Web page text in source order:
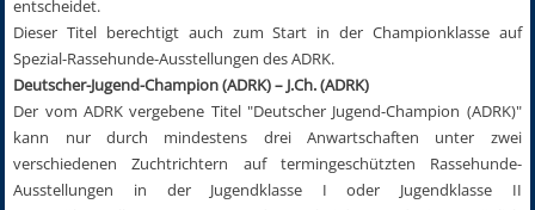
entscheidet.
Dieser Titel berechtigt auch zum Start in der Championklasse auf
Spezial-Rassehunde-Ausstellungen des ADRK.
Deutscher-Jugend-Champion (ADRK) – J.Ch. (ADRK)
Der vom ADRK vergebene Titel "Deutscher Jugend-Champion (ADRK)"
kann nur durch mindestens drei Anwartschaften unter zwei
verschiedenen Zuchtrichtern auf termingeschützten Rassehunde-
Ausstellungen in der Jugendklasse I oder Jugendklasse II